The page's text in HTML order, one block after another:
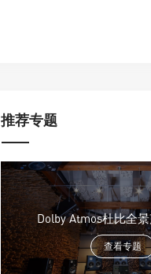
推荐专题
Dolby Atmos杜比全
查看专题